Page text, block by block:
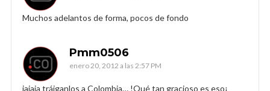
Muchos adelantos de forma, pocos de fondo
Pmm0506
enero 20, 2012 a las 2:57 PM
jajaja tráiganlos a Colombia… !Qué tan gracioso es eso¡